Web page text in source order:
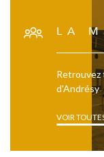
LA
Retrouvez
d'Andrésy
VOIR